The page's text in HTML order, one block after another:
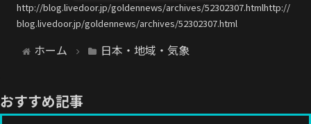
http://blog.livedoor.jp/goldennews/archives/52302307.htmlhttp://
blog.livedoor.jp/goldennews/archives/52302307.html
ホーム 日本・地域・気象
おすすめ記事